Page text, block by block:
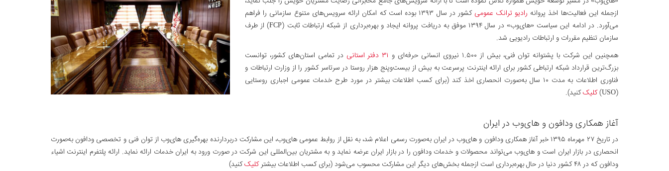
ازجمله این فعالیت‌ها اخذ پروانه رادیو ترانک عمومی
کشور در سال ۱۳۹۳ بوده است که امکان ارائه سرویس‌های متنوع سازمانی را فراهم
می‌آورد. در ادامه این سیاست «های‌وب» در سال ۱۳۹۴ موفق به دریافت پروانه ایجاد و بهره‌برداری از شبکه ارتباطات ثابت (FCP) از طرف
سازمان تنظیم مقررات و ارتباطات رادیویی شد.
همچنین این شرکت با پشتوانه توان فنی، بیش از ۱.۵۰۰ نیروی انسانی حرفه‌ای و
۳۱ دفتر استانی
در تمامی استان‌های کشور، توانست
بزرگ‌ترین قرارداد شبکه ارتباطی کشور برای ارائه اینترنت پرسرعت به بیش از بیست‌وپنج هزار روستا در سرتاسر کشور را از وزارت ارتباطات و
فناوری اطلاعات به مدت ۱۰ سال به‌صورت انحصاری اخذ کند (برای کسب اطلاعات بیشتر در مورد طرح خدمات عمومی اجباری روستایی
(USO)
کلیککنید).
آغاز همكاری ودافون و های‌وب در ایران
در تاریخ ۲۷ مهرماه ۱۳۹۵ خبر آغاز همكاری ودافون و های‌وب در ایران به‌صورت رسمی اعلام شد، به نقل از روابط عمومی های‌وب، این مشارکت دربردارنده بهره‌گیری های‌وب از توان فنی و تخصصی ودافون به‌صورت
انحصاری در بازار ایران است و های‌وب می‌تواند محصولات و خدمات ودافون را در بازار ایران عرضه نماید و به مشتریان بین‌المللی این شرکت در صورت ورود به ایران خدمات ارائه نماید. ارائه پلتفرم اینترنت اشیاء
ودافون که در ۴۸ کشور دنیا در حال بهره‌برداری است ازجمله بخش‌های دیگر این مشارکت محسوب می‌شود (برای کسب اطلاعات بیشتر
کلیککنید)